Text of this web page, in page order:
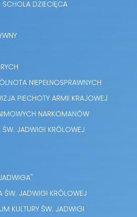
DZIECIĘCA
NIEPEŁNOSPRAWNYCH
PIECHOTY ARMII KRAJOWEJ
NARKOMANÓW
ŚW. JADWIGI KRÓLOWEJ
ŚW. JADWIGI KRÓLOWEJ
KULTURY ŚW. JADWIGI